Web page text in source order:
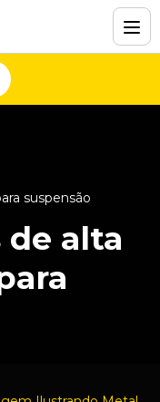
suspensão
alta